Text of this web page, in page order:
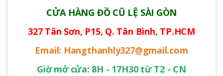
CỬA HÀNG ĐỒ CŨ LỆ SÀI GÒN
327 Tân Sơn, P15, Q. Tân Bình, TP.HCM
Email: Hangthanhly327@gmail.com
Giờ mở cửa: 8H - 17H30 từ T2 - CN